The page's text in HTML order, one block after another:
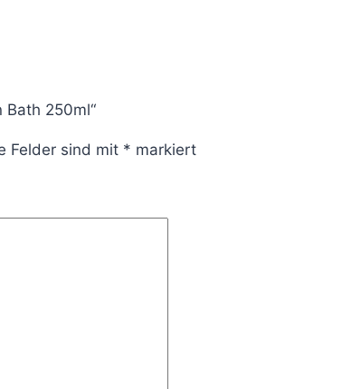
Bath 250ml“
Felder sind mit * markiert